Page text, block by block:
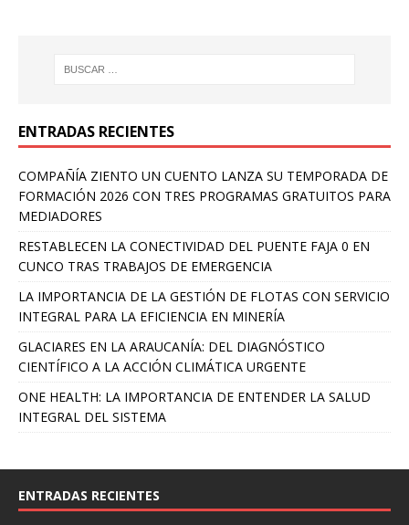
ENTRADAS RECIENTES
COMPAÑÍA ZIENTO UN CUENTO LANZA SU TEMPORADA DE
FORMACIÓN 2026 CON TRES PROGRAMAS GRATUITOS PARA
MEDIADORES
RESTABLECEN LA CONECTIVIDAD DEL PUENTE FAJA 0 EN
CUNCO TRAS TRABAJOS DE EMERGENCIA
LA IMPORTANCIA DE LA GESTIÓN DE FLOTAS CON SERVICIO
INTEGRAL PARA LA EFICIENCIA EN MINERÍA
GLACIARES EN LA ARAUCANÍA: DEL DIAGNÓSTICO
CIENTÍFICO A LA ACCIÓN CLIMÁTICA URGENTE
ONE HEALTH: LA IMPORTANCIA DE ENTENDER LA SALUD
INTEGRAL DEL SISTEMA
ENTRADAS RECIENTES